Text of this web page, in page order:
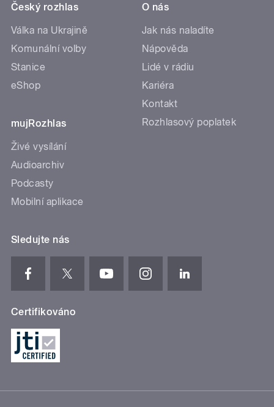
Český rozhlas
Válka na Ukrajině
Komunální volby
Stanice
eShop
mujRozhlas
Živé vysílání
Audioarchiv
Podcasty
Mobilní aplikace
O nás
Jak nás naladíte
Nápověda
Lidé v rádiu
Kariéra
Kontakt
Rozhlasový poplatek
Sledujte nás
Certifikováno